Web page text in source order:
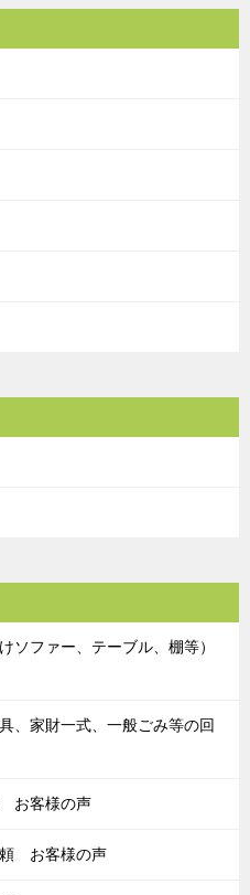
ソファー、テーブル、棚等）
、家財一式、一般ごみ等の回
お客様の声
頼 お客様の声